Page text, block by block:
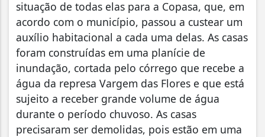
situação de todas elas para a Copasa, que, em
acordo com o município, passou a custear um
auxílio habitacional a cada uma delas. As casas
foram construídas em uma planície de
inundação, cortada pelo córrego que recebe a
água da represa Vargem das Flores e que está
sujeito a receber grande volume de água
durante o período chuvoso. As casas
precisaram ser demolidas, pois estão em uma